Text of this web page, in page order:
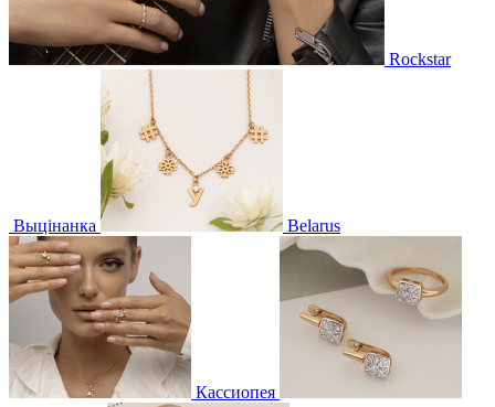
Rockstar
Выцінанка Belarus
Кассиопея